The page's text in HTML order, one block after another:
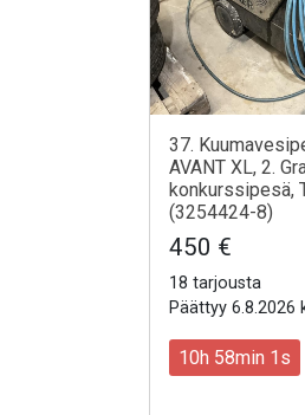
37.
AVANT XL, 2.
konkurssipesä,
(3254424-8)
450 €
18 tarjousta
Päättyy 6.8.2026
10h 57min 59s